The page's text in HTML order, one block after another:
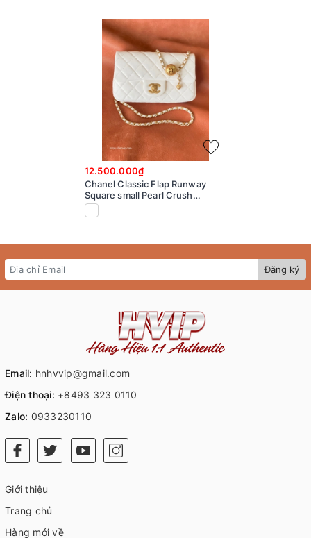
12.500.000₫
Chanel Classic Flap Runway
Square small Pearl Crush
Lambskin Leather
Đăng ký
Email: hnhvvip@gmail.com
Điện thoại: +8493 323 0110
Zalo: 0933230110
Giới thiệu
Trang chủ
Hàng mới về